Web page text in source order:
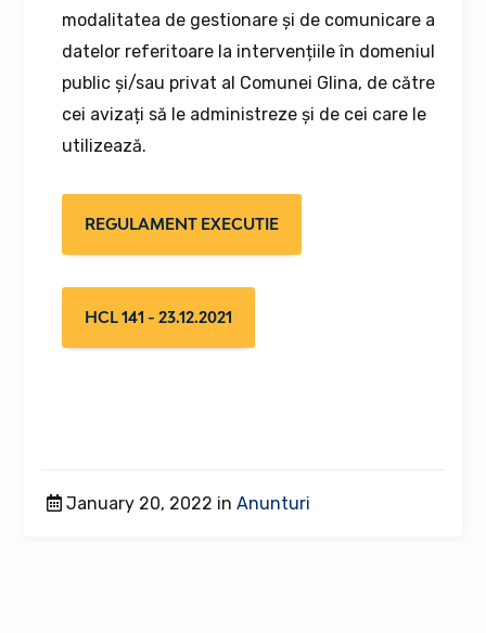
modalitatea de gestionare și de comunicare a
datelor referitoare Ia intervențiile în domeniul
public și/sau privat al Comunei Glina, de către
cei avizați să le administreze și de cei care le
utilizează.
REGULAMENT EXECUTIE
HCL 141 - 23.12.2021
January 20, 2022 inAnunturi